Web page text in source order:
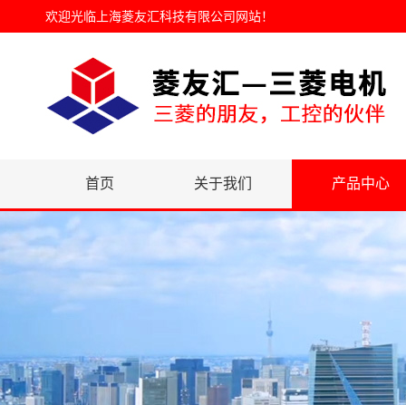
欢迎光临 上海菱友汇科技有限公司网站！
首页 关于我们 产品中心